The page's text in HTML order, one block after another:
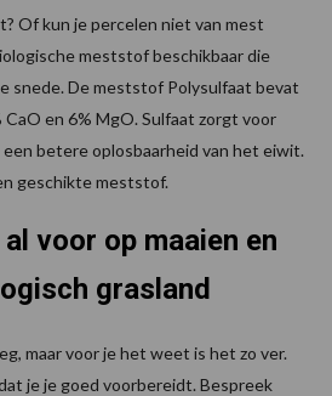
Of kun je percelen niet van mest
meststof beschikbaar die
snede. De meststof Polysulfaat bevat
CaO en 6% MgO. Sulfaat zorgt voor
betere oplosbaarheid van het eiwit.
geschikte meststof.
voor op maaien en
grasland
maar voor je het weet is het zo ver.
je je goed voorbereidt. Bespreek